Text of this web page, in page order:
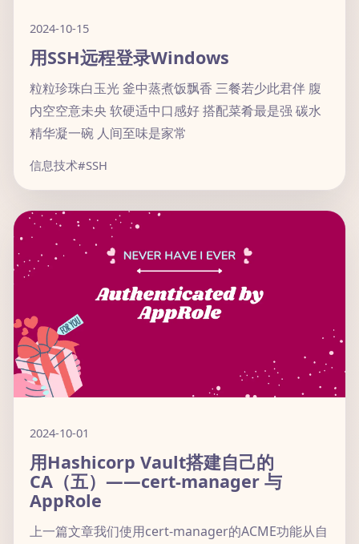
2024-10-15
用SSH远程登录Windows
粒粒珍珠白玉光 釜中蒸煮饭飘香 三餐若少此君伴 腹
内空空意未央 软硬适中口感好 搭配菜肴最是强 碳水
精华凝一碗 人间至味是家常
信息技术#SSH
2024-10-01
用Hashicorp Vault搭建自己的
CA（五）——cert-manager 与
AppRole
上一篇文章我们使用cert-manager的ACME功能从自